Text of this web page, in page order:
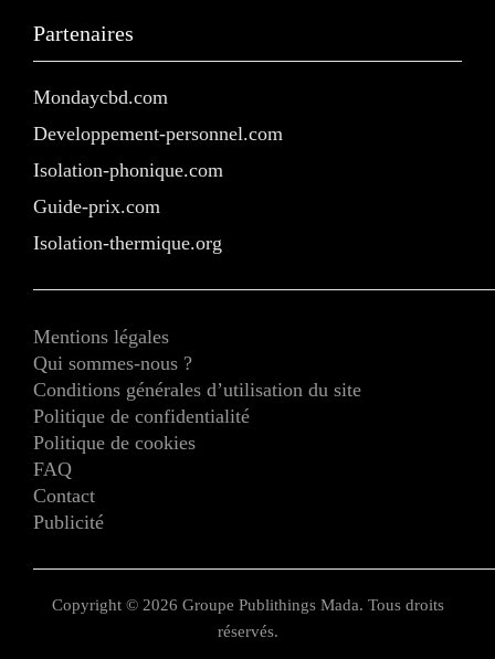
Partenaires
Mondaycbd.com
Developpement-personnel.com
Isolation-phonique.com
Guide-prix.com
Isolation-thermique.org
Mentions légales
Qui sommes-nous ?
Conditions générales d’utilisation du site
Politique de confidentialité
Politique de cookies
FAQ
Contact
Publicité
Copyright © 2026 Groupe Publithings Mada. Tous droits
réservés.